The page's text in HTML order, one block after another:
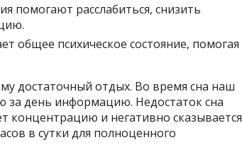
помогают расслабиться, снизить
общее психическое состояние, помогая
достаточный отдых. Во время сна наш
за день информацию. Недостаток сна
концентрацию и негативно сказывается
в сутки для полноценного